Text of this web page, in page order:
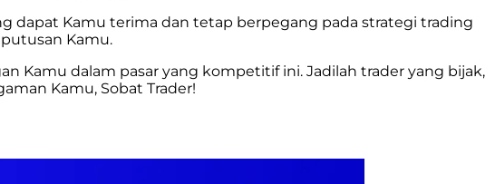
dapat Kamu terima dan tetap berpegang pada strategi trading
Kamu.
dalam pasar yang kompetitif ini. Jadilah trader yang bijak,
Kamu, Sobat Trader!